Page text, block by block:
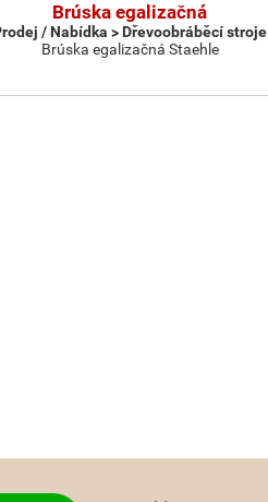
Brúska egalizačná
/ Nabídka > Dřevoobráběcí stroje
Brúska egalizačná Staehle